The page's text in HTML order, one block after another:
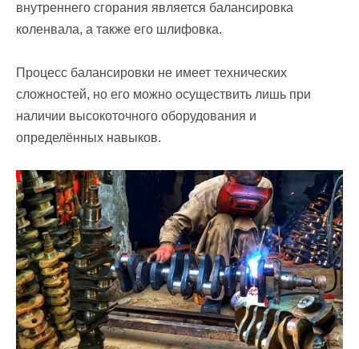
внутреннего сгорания является балансировка
коленвала, а также его шлифовка.
Процесс балансировки не имеет технических
сложностей, но его можно осуществить лишь при
наличии высокоточного оборудования и
определённых навыков.